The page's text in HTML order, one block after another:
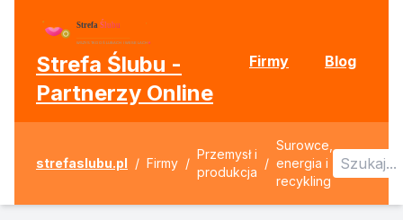
Strefa Ślubu -
Partnerzy Online
Firmy Blog
strefaslubu.pl / Firmy /
Przemysł i
produkcja
/
Surowce,
energia i
recykling